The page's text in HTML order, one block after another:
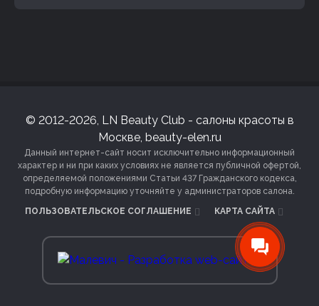
© 2012-2026, LN Beauty Club - салоны красоты в
Москве, beauty-elen.ru
Данный интернет-сайт носит исключительно информационный
характер и ни при каких условиях не является публичной офертой,
определяемой положениями Статьи 437 Гражданского кодекса,
подробную информацию уточняйте у администраторов салона.
ПОЛЬЗОВАТЕЛЬСКОЕ СОГЛАШЕНИЕ
КАРТА САЙТА